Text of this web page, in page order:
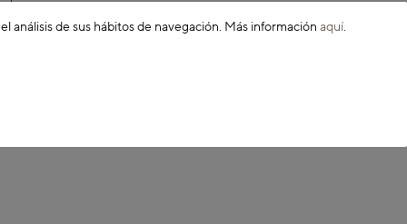
el diámetro
de sus hábitos de navegación. Más información aquí.